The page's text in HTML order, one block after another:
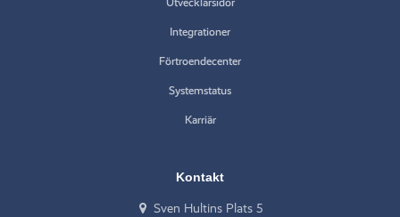
Integrationer
Förtroendecenter
Systemstatus
Karriär
Kontakt
Sven Hultins Plats 5